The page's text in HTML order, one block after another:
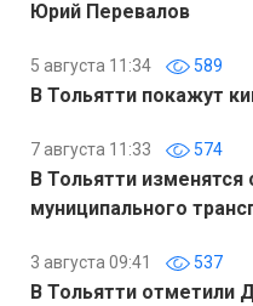
Юрий Перевалов
5 августа 11:34 589
В Тольятти покажут
7 августа 11:33 574
В Тольятти
муниципального
3 августа 09:41 537
В Тольятти отметили